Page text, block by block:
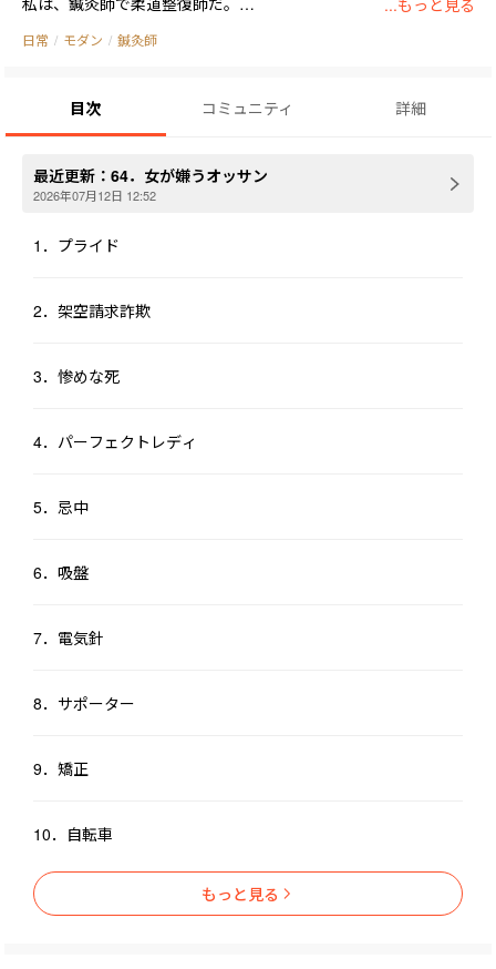
日本の医学界は、まだまだ「お堅い」。
必然、保険医療として処置をする場合、内科医もしくは理解ある
...もっと見る
日常 / モダン / 鍼灸師
目次 コミュニティ 詳細
最近更新： 64．女が嫌うオッサン
2026年07月12日 12:52
1．プライド
2．架空請求詐欺
3．惨めな死
4．パーフェクトレディ
5．忌中
6．吸盤
7．電気針
8．サポーター
9．矯正
10．自転車
もっと見る